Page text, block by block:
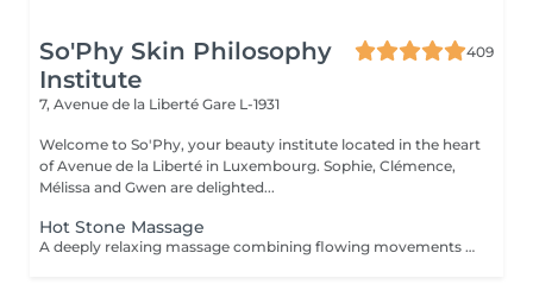
So'Phy Skin Philosophy
Institute
409
7, Avenue de la Liberté Gare L-1931
Welcome to So'Phy, your beauty institute located in the heart
of Avenue de la Liberté in Luxembourg. Sophie, Clémence,
Mélissa and Gwen are delighted...
Hot Stone Massage
A deeply relaxing massage combining flowing movements with the soothing warmth of volcanic stones. The heat penetrates deeply into the muscles, helping to release tension, promote relaxation and create an immediate sense of letting go. Slow and harmonious movements guide the body into a state of deep relaxation while improving circulation and enhancing the feeling of lightness. An ideal treatment to unwind, release stress and restore balance between body and mind.